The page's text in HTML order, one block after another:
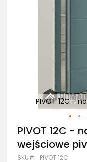
PIVOT 12C -
Przejdź
na
początek
galerii
PIVOT 12C -
wejściowe
SKU PIVOT 12C